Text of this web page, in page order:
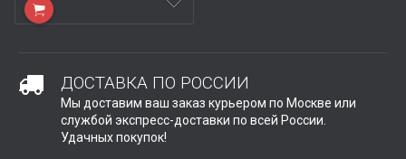
ДОСТАВКА ПО РОССИИ
Мы доставим ваш заказ курьером по Москве или
службой экспресс-доставки по всей России.
Удачных покупок!